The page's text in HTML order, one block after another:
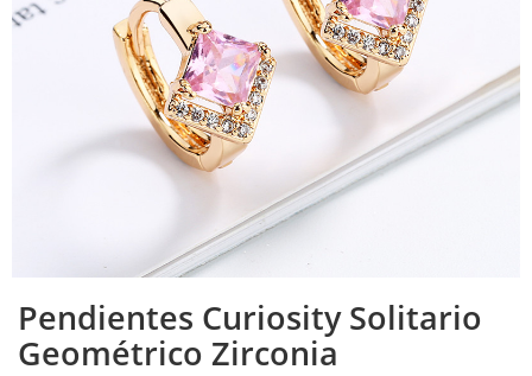
Pendientes Curiosity Solitario
Geométrico Zirconia